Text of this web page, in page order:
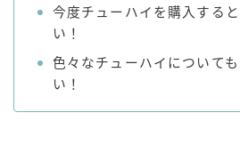
贅沢搾り
樽ハイ倶楽部
ザ・レモンクラフト
ザ・カクテルクラフト
Slat(すらっと）
今度チューハイを購入する
い！
色々なチューハイについて
い！